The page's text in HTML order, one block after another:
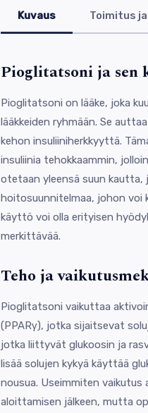
Kuvaus Toimitus
Pioglitatsoni ja sen
Pioglitatsoni on lääke, joka
lääkkeiden ryhmään. Se
kehon insuliiniherkkyyttä.
insuliinia tehokkaammin,
otetaan yleensä suun kautta,
hoitosuunnitelmaa, johon voi
käyttö voi olla erityisen
merkittävää.
Teho ja
Pioglitatsoni vaikuttaa
(PPARγ), jotka sijaitsevat
jotka liittyvät glukoosin ja
lisää solujen kykyä käyttää
nousua. Useimmiten vaikutus
aloittamisen jälkeen, mutta